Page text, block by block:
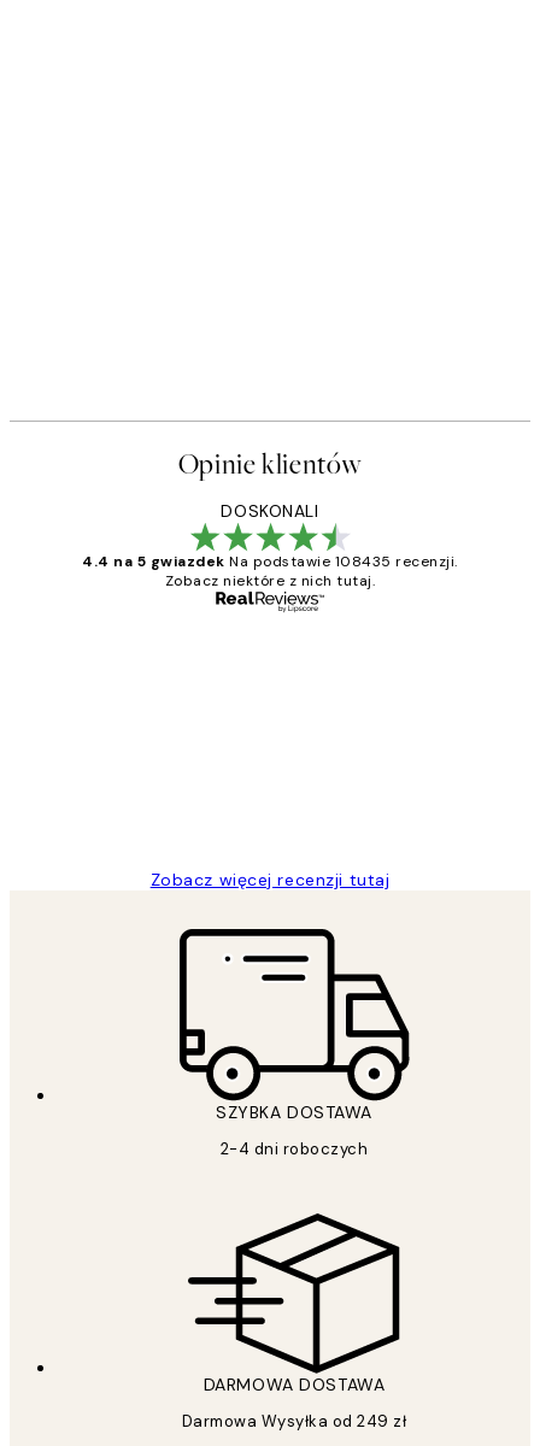
Opinie klientów
DOSKONALI
4.4 na 5 gwiazdek Na podstawie 108435 recenzji.
Zobacz niektóre z nich tutaj.
Zobacz więcej recenzji tutaj
SZYBKA DOSTAWA
2-4 dni roboczych
DARMOWA DOSTAWA
Darmowa Wysyłka od 249 zł